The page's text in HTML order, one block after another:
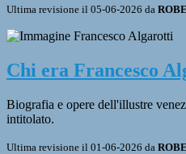
Ultima revisione il 05-06-2026 da
Chi era Francesco
Biografia e opere dell'illustre
intitolato.
Ultima revisione il 01-06-2026 da